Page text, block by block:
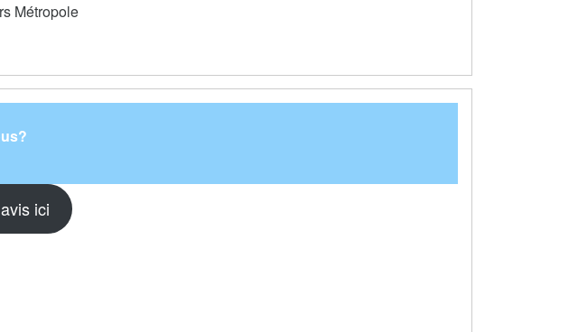
Métropole
ici